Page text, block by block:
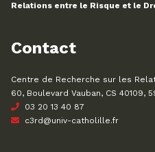
Relations entre le Risque et le
Contact
Centre de Recherche sur les
60, Boulevard Vauban, CS 40109,
03 20 13 40 87
c3rd@univ-catholille.fr